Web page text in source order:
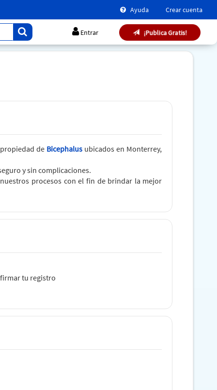
Ayuda Crear cuenta
Entrar ¡Publica Gratis!
de Bicephalus ubicados en Monterrey,
y sin complicaciones.
procesos con el fin de brindar la mejor
tu registro